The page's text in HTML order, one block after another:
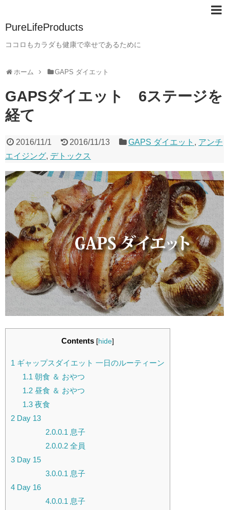
PureLifeProducts
ココロもカラダも健康で幸せであるために
ホーム GAPS ダイエット
GAPSダイエット 6ステージを
経て
2016/11/1 2016/11/13 GAPS ダイエット , アンチ
エイジング, デトックス
Contents [hide]
1 ギャップスダイエット 一日のルーティーン
1.1朝食 ＆ おやつ
1.2昼食 ＆ おやつ
1.3夜食
2 Day 13
2.0.0.1 息子
2.0.0.2 全員
3 Day 15
3.0.0.1 息子
4 Day 16
4.0.0.1 息子